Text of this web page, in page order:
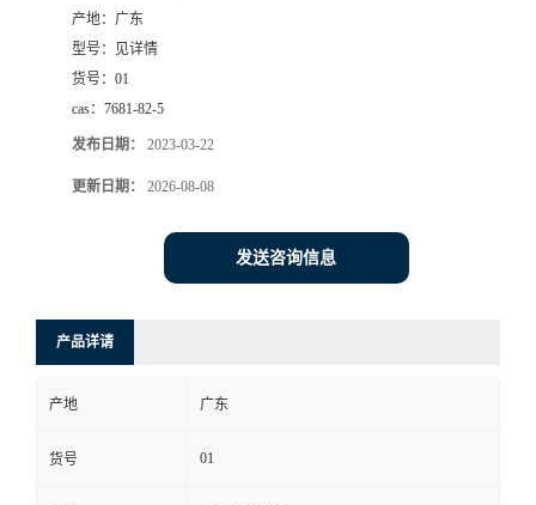
式
在
产地： 广东
型号：
见详情
货号： 01
cas： 7681-82-5
发布日期： 2023-03-22
更新日期： 2026-08-08
发送咨询信息
产品详请
产地 广东
货号 01